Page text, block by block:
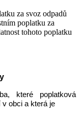
za svoz odpadů
poplatku za
tohoto poplatku
které poplatková
v obci a která je